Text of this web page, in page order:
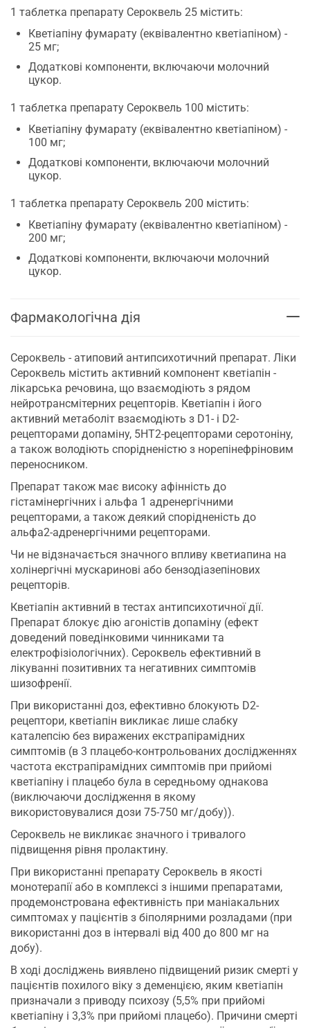
1 таблетка препарату Сероквель 25 містить:
Кветіапіну фумарату (еквівалентно кветіапіном) -
25 мг;
Додаткові компоненти, включаючи молочний
цукор.
1 таблетка препарату Сероквель 100 містить:
Кветіапіну фумарату (еквівалентно кветіапіном) -
100 мг;
Додаткові компоненти, включаючи молочний
цукор.
1 таблетка препарату Сероквель 200 містить:
Кветіапіну фумарату (еквівалентно кветіапіном) -
200 мг;
Додаткові компоненти, включаючи молочний
цукор.
Фармакологічна дія
Сероквель - атиповий антипсихотичний препарат. Ліки
Сероквель містить активний компонент кветіапін -
лікарська речовина, що взаємодіють з рядом
нейротрансмітерних рецепторів. Кветіапін і його
активний метаболіт взаємодіють з D1- і D2-
рецепторами допаміну, 5НТ2-рецепторами серотоніну,
а також володіють спорідненістю з норепінефріновим
переносником.
Препарат також має високу афінність до
гістамінергічних і альфа 1 адренергічними
рецепторами, а також деякий спорідненість до
альфа2-адренергічними рецепторами.
Чи не відзначається значного впливу кветиапина на
холінергічні мускаринові або бензодіазепінових
рецепторів.
Кветіапін активний в тестах антипсихотичної дії.
Препарат блокує дію агоністів допаміну (ефект
доведений поведінковими чинниками та
електрофізіологічних). Сероквель ефективний в
лікуванні позитивних та негативних симптомів
шизофренії.
При використанні доз, ефективно блокують D2-
рецептори, кветіапін викликає лише слабку
каталепсію без виражених екстрапірамідних
симптомів (в 3 плацебо-контрольованих дослідженнях
частота екстрапірамідних симптомів при прийомі
кветіапіну і плацебо була в середньому однакова
(виключаючи дослідження в якому
використовувалися дози 75-750 мг/добу)).
Сероквель не викликає значного і тривалого
підвищення рівня пролактину.
При використанні препарату Сероквель в якості
монотерапії або в комплексі з іншими препаратами,
продемонстрована ефективність при маніакальних
симптомах у пацієнтів з біполярними розладами (при
використанні доз в інтервалі від 400 до 800 мг на
добу).
В ході досліджень виявлено підвищений ризик смерті у
пацієнтів похилого віку з деменцією, яким кветіапін
призначали з приводу психозу (5,5% при прийомі
кветіапіну і 3,3% при прийомі плацебо). Причини смерті